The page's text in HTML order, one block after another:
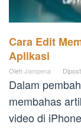
Cara Edit
Aplikasi
OlehJampena
Dalam
membahas
video di